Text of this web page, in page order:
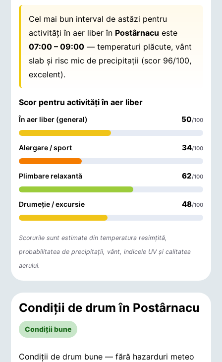
Cel mai bun interval de astăzi pentru
activități în aer liber în Postârnacu este
07:00 – 09:00 — temperaturi plăcute, vânt
slab și risc mic de precipitații (scor 96/100,
excelent).
Scor pentru activități în aer liber
În aer liber (general) 50/100
Alergare / sport 34/100
Plimbare relaxantă 62/100
Drumeție / excursie 48/100
Scorurile sunt estimate din temperatura resimțită,
probabilitatea de precipitații, vânt, indicele UV și calitatea
aerului.
Condiții de drum în Postârnacu
Condiții bune
Condiții de drum bune — fără hazarduri meteo